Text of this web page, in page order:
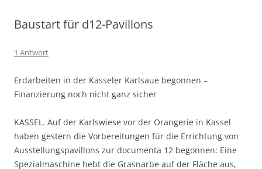
Baustart für d12-Pavillons
1 Antwort
Erdarbeiten in der Kasseler Karlsaue begonnen –
Finanzierung noch nicht ganz sicher
KASSEL. Auf der Karlswiese vor der Orangerie in Kassel
haben gestern die Vorbereitungen für die Errichtung von
Ausstellungspavillons zur documenta 12 begonnen: Eine
Spezialmaschine hebt die Grasnarbe auf der Fläche aus,